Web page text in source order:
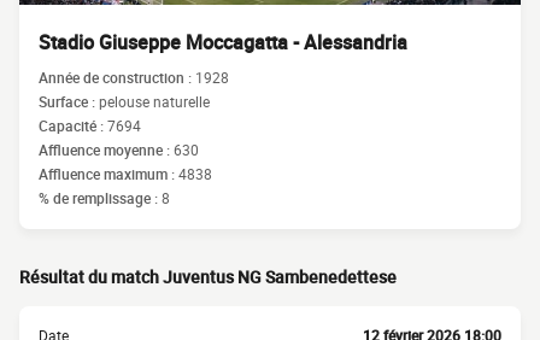
Stadio Giuseppe Moccagatta - Alessandria
Année de construction : 1928
Surface :pelouse naturelle
Capacité :7694
Affluence moyenne :630
Affluence maximum :4838
% de remplissage :8
Résultat du match Juventus NG Sambenedettese
Date 12 février 2026 18:00